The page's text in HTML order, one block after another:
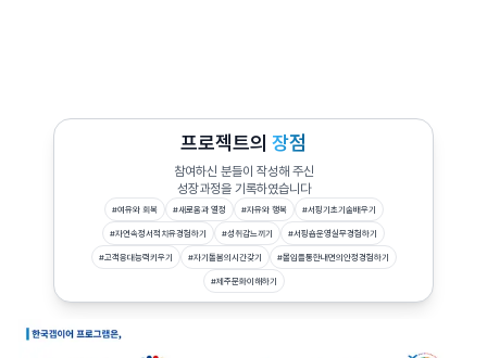
프로젝트의 장점
참여하신 분들이 작성해 주신
성장과정을 기록하였습니다
#여유와 회복 #새로움과 열정 #자유와 행복 #서핑기초기술배우기
#자연속정서적치유경험하기 #성취감느끼기 #서핑숍운영실무경험하기
#고객응대능력키우기 #자기돌봄의시간갖기 #몰입을통한내면의안정경험하기
#제주문화이해하기